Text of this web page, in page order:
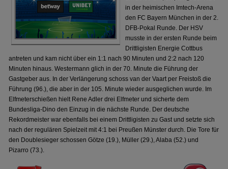
in der heimischen Imtech-Arena
den FC Bayern München in der 2.
DFB-Pokal Runde. Der HSV
musste in der ersten Runde beim
Drittligisten Energie Cottbus
antreten und kam nicht über ein 1:1 nach 90 Minuten und 2:2 nach 120
Minuten hinaus. Westermann glich in der 70. Minute die Führung der
Gastgeber aus. In der Verlängerung schoss van der Vaart per Freistoß die
Führung (96.), die aber in der 105. Minute wieder ausgeglichen wurde. Im
Elfmeterschießen hielt Rene Adler drei Elfmeter und sicherte dem
Bundesliga-Dino den Einzug in die nächste Runde. Der deutsche
Rekordmeister war ebenfalls bei einem Drittligisten zu Gast und setzte sich
nach der regulären Spielzeit mit 4:1 bei Preußen Münster durch. Die Tore für
den Doublesieger schossen Götze (19.), Müller (29.), Alaba (52.) und
Pizarro (73.).